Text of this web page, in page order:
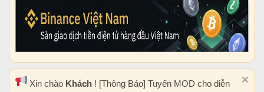
Xin chào Khách ! [Thông Báo] Tuyển MOD cho diễn